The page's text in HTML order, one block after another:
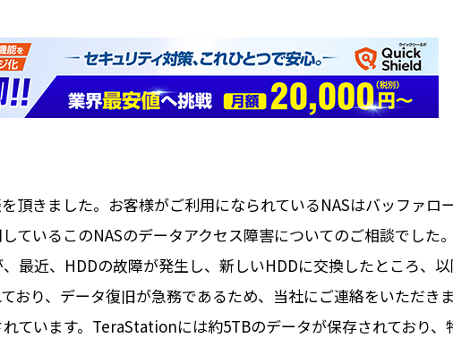
頂きました。お客様がご利用になられているNASはバッファ
ているこのNASのデータアクセス障害についてのご相談でした
最近、HDDの故障が発生し、新しいHDDに交換したところ、
おり、データ復旧が急務であるため、当社にご連絡をいただき
ています。TeraStationには約5TBのデータが保存されており